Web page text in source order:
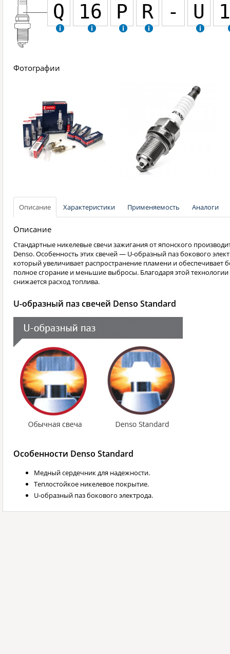
Q 16 P R - U
Фотографии
Описание Характеристики Применяемость Аналоги
Описание
Стандартные никелевые свечи зажигания от японского
Denso. Особенность этих свечей — U-образный паз бокового
который увеличивает распространение пламени и обеспечивает
полное сгорание и меньшие выбросы. Благодаря этой технологии
снижается расход топлива.
U-образный паз свечей Denso Standard
Особенности Denso Standard
Медный сердечник для надежности.
Теплостойкое никелевое покрытие.
U-образный паз бокового электрода.